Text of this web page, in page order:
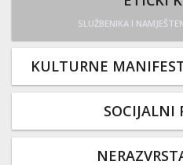
SLUŽBENIKA I
KULTURNE
SOCIJALNI